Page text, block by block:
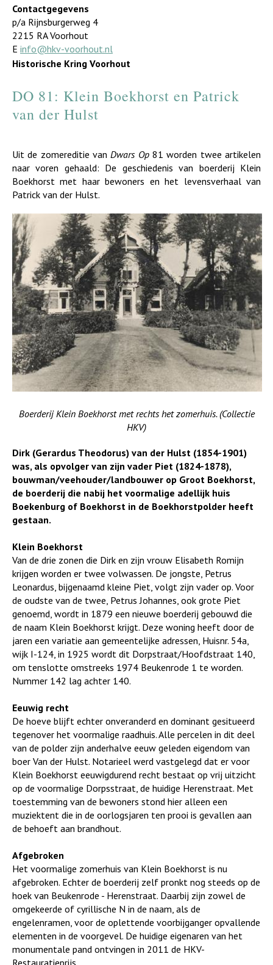
Contactgegevens
p/a Rijnsburgerweg 4
2215 RA Voorhout
E info@hkv-voorhout.nl
Historische Kring Voorhout
DO 81: Klein Boekhorst en Patrick
van der Hulst
Uit de zomereditie vanDwars Op81 worden twee artikelen
naar voren gehaald: De geschiedenis van boerderij Klein
Boekhorst met haar bewoners en het levensverhaal van
Patrick van der Hulst.
Boerderij Klein Boekhorst met rechts het zomerhuis. (Collectie
HKV)
Dirk (Gerardus Theodorus) van der Hulst (1854-1901)
was, als opvolger van zijn vader Piet (1824-1878),
bouwman/veehouder/landbouwer op Groot Boekhorst,
de boerderij die nabij het voormalige adellijk huis
Boekenburg of Boekhorst in de Boekhorstpolder heeft
gestaan.
Klein Boekhorst
Van de drie zonen die Dirk en zijn vrouw Elisabeth Romijn
krijgen worden er twee volwassen. De jongste, Petrus
Leonardus, bijgenaamd kleine Piet, volgt zijn vader op. Voor
de oudste van de twee, Petrus Johannes, ook grote Piet
genoemd, wordt in 1879 een nieuwe boerderij gebouwd die
de naam Klein Boekhorst krijgt. Deze woning heeft door de
jaren een variatie aan gemeentelijke adressen, Huisnr. 54a,
wijk I-124, in 1925 wordt dit Dorpstraat/Hoofdstraat 140,
om tenslotte omstreeks 1974 Beukenrode 1 te worden.
Nummer 142 lag achter 140.
Eeuwig recht
De hoeve blijft echter onveranderd en dominant gesitueerd
tegenover het voormalige raadhuis. Alle percelen in dit deel
van de polder zijn anderhalve eeuw geleden eigendom van
boer Van der Hulst. Notarieel werd vastgelegd dat er voor
Klein Boekhorst eeuwigdurend recht bestaat op vrij uitzicht
op de voormalige Dorpsstraat, de huidige Herenstraat. Met
toestemming van de bewoners stond hier alleen een
muziektent die in de oorlogsjaren ten prooi is gevallen aan
de behoeft aan brandhout.
Afgebroken
Het voormalige zomerhuis van Klein Boekhorst is nu
afgebroken. Echter de boerderij zelf pronkt nog steeds op de
hoek van Beukenrode - Herenstraat. Daarbij zijn zowel de
omgekeerde of cyrillische N in de naam, als de
engelenramen, voor de oplettende voorbijganger opvallende
elementen in de voorgevel. De huidige eigenaren van het
monumentale pand ontvingen in 2011 de HKV-
Restauratieprijs.